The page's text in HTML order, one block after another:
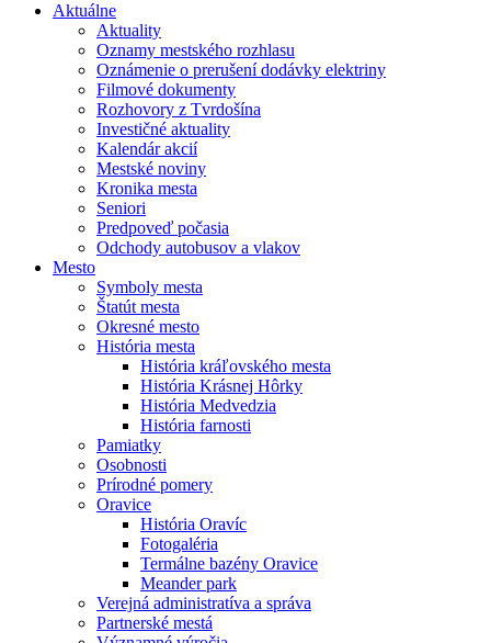
Aktuálne
Aktuality
Oznamy mestského rozhlasu
Oznámenie o prerušení dodávky elektriny
Filmové dokumenty
Rozhovory z Tvrdošína
Investičné aktuality
Kalendár akcií
Mestské noviny
Kronika mesta
Seniori
Predpoveď počasia
Odchody autobusov a vlakov
Mesto
Symboly mesta
Štatút mesta
Okresné mesto
História mesta
História kráľovského mesta
História Krásnej Hôrky
História Medvedzia
História farnosti
Pamiatky
Osobnosti
Prírodné pomery
Oravice
História Oravíc
Fotogaléria
Termálne bazény Oravice
Meander park
Verejná administratíva a správa
Partnerské mestá